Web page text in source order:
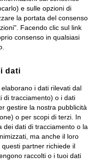
Reg. Imprese di
171345, N. Reg. Pile:
Capitale
all'attività di direzione
-Verwaltungsgesellschaft
e sulle opzioni di
la portata del consenso
Facendo clic sul link
consenso in qualsiasi
dati
i dati rilevati dal
di tracciamento) o i dati
gestire la nostra pubblicità
o per scopi di terzi. In
dei dati di tracciamento o la
ma anche il loro
partner richiede il
raccolti o i tuoi dati